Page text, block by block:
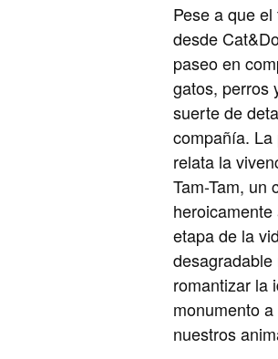
Pese a que
desde
paseo en
gatos, perros
suerte de
compañía. La
relata la
Tam-Tam, un
etapa de la
romantizar la
monumento
nuestros